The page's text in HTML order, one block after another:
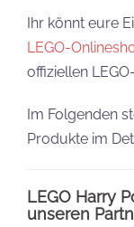
Ihr könnt eure
LEGO-
offiziellen
Im Folgenden
Produkte im
LEGO Harry
unseren